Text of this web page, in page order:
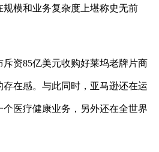
模和业务复杂度上堪称史无前
斥资85亿美元收购好莱坞老牌片商
在感。与此同时，亚马逊还在运
医疗健康业务，另外还在全世界